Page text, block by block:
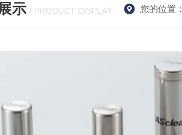
示 / PRODUCT DISPLAY 您的位置：